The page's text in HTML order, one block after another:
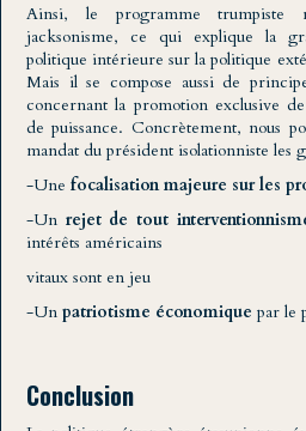
Ainsi, le programme trumpiste
jacksonisme, ce qui explique la
politique intérieure sur la politique
Mais il se compose aussi de
concernant la promotion exclusive
de puissance. Concrètement, nous
mandat du président isolationniste les
-Une focalisation majeure sur les
-Un rejet de tout
intérêts américains
vitaux sont en jeu
-Unpatriotisme économique par le
Conclusion